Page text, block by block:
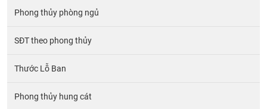
Phong thủy phòng ngủ
SĐT theo phong thủy
Thước Lỗ Ban
Phong thủy hung cát